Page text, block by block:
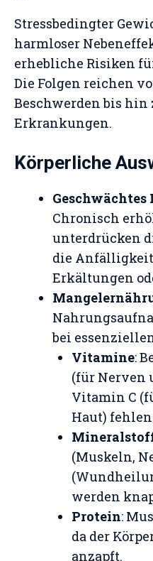
Stressbedingter
harmloser
erhebliche Risiken
Die Folgen reichen
Beschwerden bis
Erkrankungen.
Körperliche
Chronisch
unterdrücken
die
Erkältungen
bei
Vitamine:
(für Nerven
Vitamin C
Haut)
(Muskeln,
werden
Protein:
da der
anzapft.